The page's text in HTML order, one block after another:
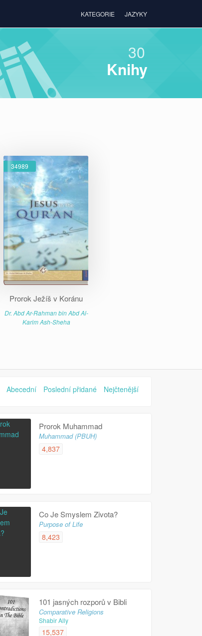
KATEGORIE JAZYKY
30
Knihy
34989
Prorok Ježíš v Koránu
Dr. Abd Ar-Rahman bin Abd Al-
Karim Ash-Sheha
Abecední Poslední přidané Nejčtenější
Prorok Muhammad
Muhammad (PBUH)
4,837
Co Je Smyslem Zivota?
Purpose of Life
8,423
101 jasných rozporů v Bibli
Comparative Religions
Shabir Ally
15,537